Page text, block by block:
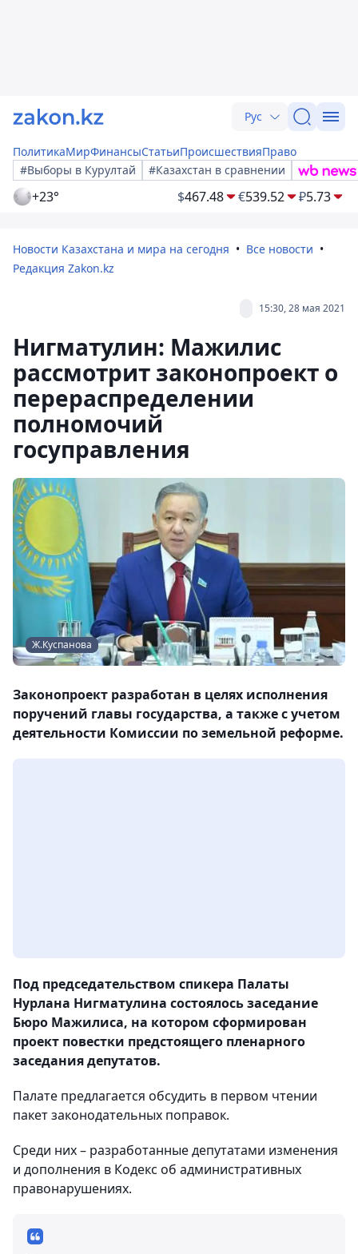
Рус
ПолитикаМирФинансыСтатьиПроисшествияПраво
#Выборы в Курултай
#Казахстан в сравнении
+23° $467.48 €539.52 ₽5.73
Новости Казахстана и мира на сегодня
Все новости
Редакция Zakon.kz
15:30, 28 мая 2021
Нигматулин: Мажилис
рассмотрит законопроект о
перераспределении
полномочий
госуправления
Ж.Куспанова
Законопроект разработан в целях исполнения
поручений главы государства, а также с учетом
деятельности Комиссии по земельной реформе.
Под председательством спикера Палаты
Нурлана Нигматулина состоялось заседание
Бюро Мажилиса, на котором сформирован
проект повестки предстоящего пленарного
заседания депутатов.
Палате предлагается обсудить в первом чтении
пакет законодательных поправок.
Среди них – разработанные депутатами изменения
и дополнения в Кодекс об административных
правонарушениях.